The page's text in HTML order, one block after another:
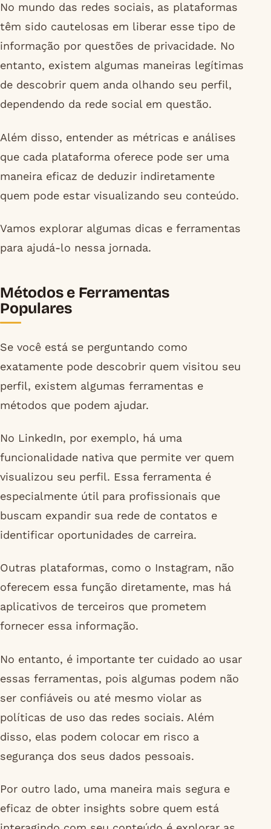
No mundo das redes sociais, as plataformas
têm sido cautelosas em liberar esse tipo de
informação por questões de privacidade. No
entanto, existem algumas maneiras legítimas
de descobrir quem anda olhando seu perfil,
dependendo da rede social em questão.
Além disso, entender as métricas e análises
que cada plataforma oferece pode ser uma
maneira eficaz de deduzir indiretamente
quem pode estar visualizando seu conteúdo.
Vamos explorar algumas dicas e ferramentas
para ajudá-lo nessa jornada.
Métodos e Ferramentas
Populares
Se você está se perguntando como
exatamente pode descobrir quem visitou seu
perfil, existem algumas ferramentas e
métodos que podem ajudar.
No LinkedIn, por exemplo, há uma
funcionalidade nativa que permite ver quem
visualizou seu perfil. Essa ferramenta é
especialmente útil para profissionais que
buscam expandir sua rede de contatos e
identificar oportunidades de carreira.
Outras plataformas, como o Instagram, não
oferecem essa função diretamente, mas há
aplicativos de terceiros que prometem
fornecer essa informação.
No entanto, é importante ter cuidado ao usar
essas ferramentas, pois algumas podem não
ser confiáveis ou até mesmo violar as
políticas de uso das redes sociais. Além
disso, elas podem colocar em risco a
segurança dos seus dados pessoais.
Por outro lado, uma maneira mais segura e
eficaz de obter insights sobre quem está